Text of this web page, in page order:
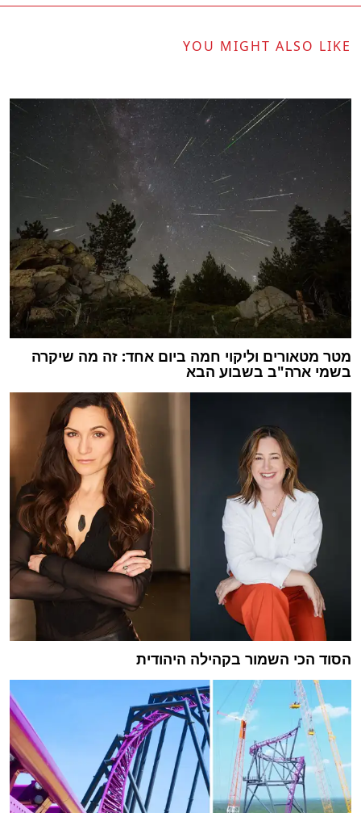
YOU MIGHT ALSO LIKE
מטר מטאורים וליקוי חמה ביום אחד: זה מה שיקרה
בשמי ארה"ב בשבוע הבא
הסוד הכי השמור בקהילה היהודית